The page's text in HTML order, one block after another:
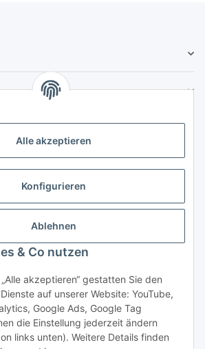
Alle akzeptieren
Konfigurieren
Ablehnen
& Co nutzen
akzeptieren“ gestatten Sie den
auf unserer Website: YouTube,
Google Ads, Google Tag
die Einstellung jederzeit ändern
links unten). Weitere Details finden
Überweisung)